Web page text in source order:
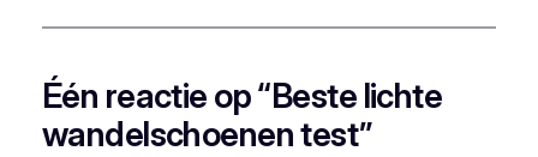
Één reactie op “Beste lichte
wandelschoenen test”